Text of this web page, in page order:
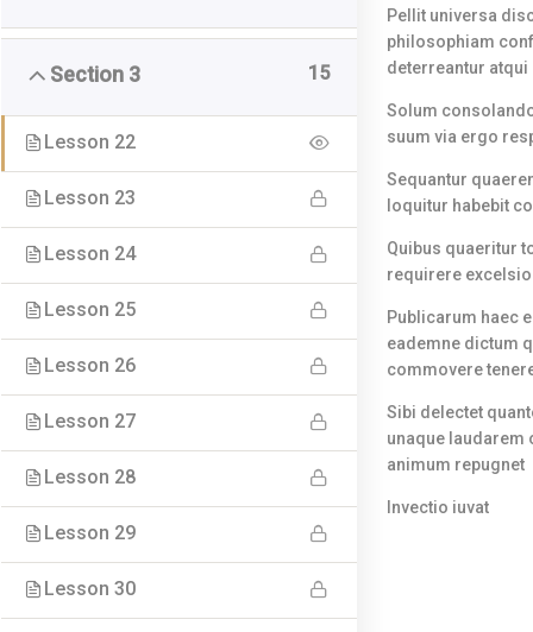
Section 3 15
Lesson 22
Lesson 23
Lesson 24
Lesson 25
Lesson 26
Lesson 27
Lesson 28
Lesson 29
Lesson 30
Pellit universa
philosophiam
deterreantur atqui
Solum
suum via ergo
Sequantur
loquitur habebit
Quibus quaeritur
requirere
Publicarum haec
eademne dictum
commovere
Sibi delectet
unaque
animum repugnet
Invectio iuvat
CVR 40241590
C. A. Olesens Gade 4
Tlf: 28929927
info@leadingonlineacademy.dk
Seneste artikler
Standard post
Gallery post
Audio post
Another post